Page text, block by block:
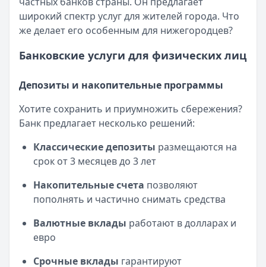
Опубликовано:17 ноября 2025 г.
Категория:Кредиты
Читать статью
Кратко:В сложной финансовой ситуации важно знать о
Категория:Кредиты
Читать статью
Оформить кредит для иностранных граждан в 2025 году
Получите кредит на сумму до 5 000 000
Опубликовано:17 ноября 2025 г.
Категория:Кредиты
Все статьи
широкий спектр услуг для жителей города. Что
же делает его особенным для нижегородцев?
Банковские услуги для физических лиц
Депозиты и накопительные программы
Хотите сохранить и приумножить сбережения?
Банк предлагает несколько решений:
Классические депозиты размещаются на
срок от 3 месяцев до 3 лет
Накопительные счета позволяют
пополнять и частично снимать средства
Валютные вклады работают в долларах и
евро
Срочные вклады гарантируют